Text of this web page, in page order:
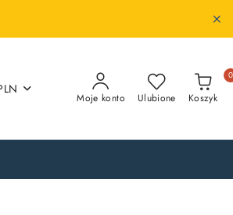
Moje konto Ulubione Koszyk
0